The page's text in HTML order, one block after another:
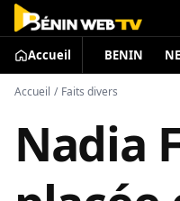
Accueil BENIN
Accueil / Faits divers
Nadia